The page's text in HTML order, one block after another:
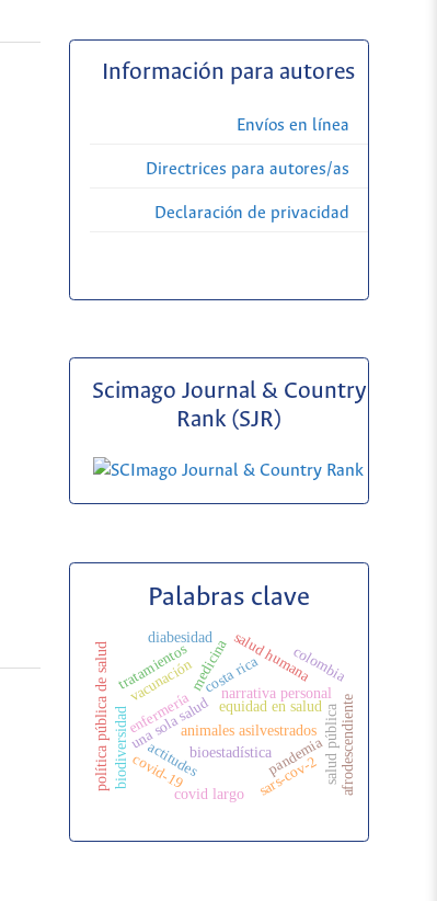
Información para autores
Envíos en línea
Directrices para autores/as
Declaración de privacidad
Scimago Journal & Country
Rank (SJR)
Palabras clave
una sola saludanimales asilvestrados salud pública
biodiversidad afrodescendiente
política pública de salud narrativa personal
equidad en salud
costa rica
vacunación
pandemia
actitudesbioestadística
medicina
enfermería
salud humana
covid-19 sars-cov-2
covid largo
colombia
tratamientos
diabesidad